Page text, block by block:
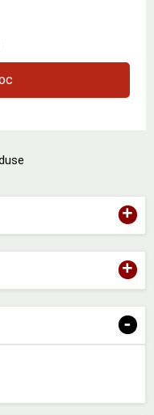
+
+
-